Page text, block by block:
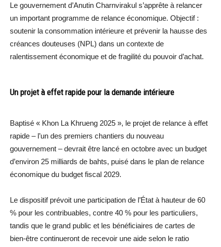
Le gouvernement d’Anutin Charnvirakul s’apprête à relancer
un important programme de relance économique. Objectif :
soutenir la consommation intérieure et prévenir la hausse des
créances douteuses (NPL) dans un contexte de
ralentissement économique et de fragilité du pouvoir d’achat.
Un projet à effet rapide pour la demande intérieure
Baptisé « Khon La Khrueng 2025 », le projet de relance à effet
rapide – l’un des premiers chantiers du nouveau
gouvernement – devrait être lancé en octobre avec un budget
d’environ 25 milliards de bahts, puisé dans le plan de relance
économique du budget fiscal 2029.
Le dispositif prévoit une participation de l’État à hauteur de 60
% pour les contribuables, contre 40 % pour les particuliers,
tandis que le grand public et les bénéficiaires de cartes de
bien-être continueront de recevoir une aide selon le ratio